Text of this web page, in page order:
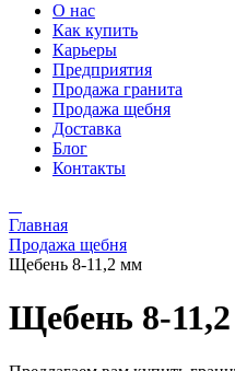
О нас
Как купить
Карьеры
Предприятия
Продажа гранита
Продажа щебня
Доставка
Блог
Контакты
Главная
Продажа щебня
Щебень 8-11,2 мм
Щебень 8-